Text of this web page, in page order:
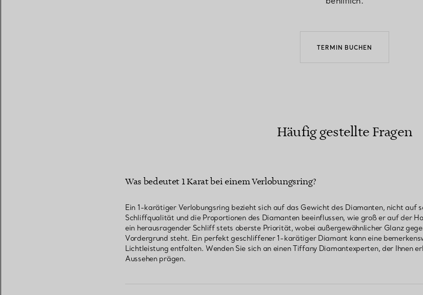
TERMIN BUCHEN
Häufig gestellte Fragen
Was bedeutet 1 Karat bei einem Verlobungsring?
Ein 1-karätiger Verlobungsring bezieht sich auf das Gewicht des Diamanten, nicht auf
Schliffqualität und die Proportionen des Diamanten beeinflussen, wie groß er auf der
ein herausragender Schliff stets oberste Priorität, wobei außergewöhnlicher Glanz
Vordergrund steht. Ein perfekt geschliffener 1-karätiger Diamant kann eine
Lichtleistung entfalten. Wenden Sie sich an einen Tiffany Diamantexperten, der Ihnen
Aussehen prägen.